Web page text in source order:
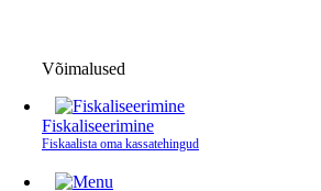
Võimalused
Fiskaliseerimine
Fiskaalista oma kassatehingud